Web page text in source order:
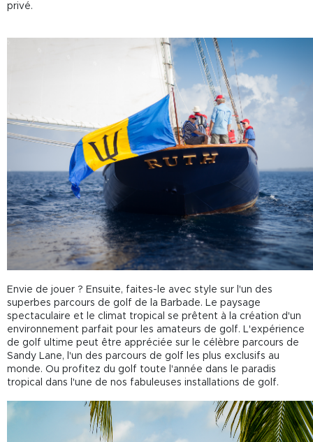
privé.
Envie de jouer ? Ensuite, faites-le avec style sur l'un des
superbes parcours de golf de la Barbade. Le paysage
spectaculaire et le climat tropical se prêtent à la création d'un
environnement parfait pour les amateurs de golf. L'expérience
de golf ultime peut être appréciée sur le célèbre parcours de
Sandy Lane, l'un des parcours de golf les plus exclusifs au
monde. Ou profitez du golf toute l'année dans le paradis
tropical dans l'une de nos fabuleuses installations de golf.